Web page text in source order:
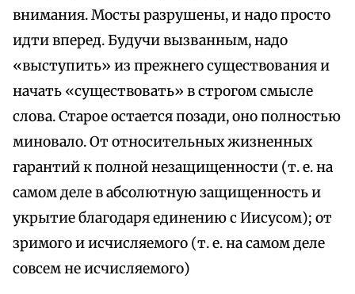
внимания. Мосты разрушены, и надо просто
идти вперед. Будучи вызванным, надо
«выступить» из прежнего существования и
начать «существовать» в строгом смысле
слова. Старое остается позади, оно полностью
миновало. От относительных жизненных
гарантий к полной незащищенности (т. е. на
самом деле в абсолютную защищенность и
укрытие благодаря единению с Иисусом); от
зримого и исчисляемого (т. е. на самом деле
совсем не исчисляемого)